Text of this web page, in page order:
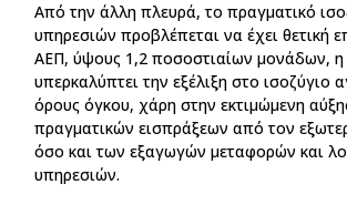
Από την άλλη πλευρά, το πραγματικό
υπηρεσιών προβλέπεται να έχει θετική
ΑΕΠ, ύψους 1,2 ποσοστιαίων μονάδων,
υπερκαλύπτει την εξέλιξη στο ισοζύγιο
όρους όγκου, χάρη στην εκτιμώμενη
πραγματικών εισπράξεων από τον
όσο και των εξαγωγών μεταφορών και
υπηρεσιών.